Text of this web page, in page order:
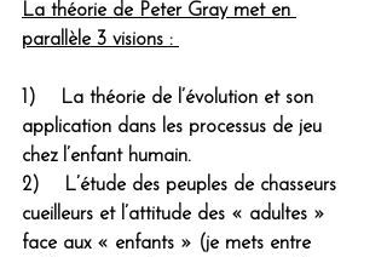
La théorie de Peter Gray met en
parallèle 3 visions :
1)    La théorie de l’évolution et son
application dans les processus de jeu
chez l’enfant humain.
2)    L’étude des peuples de chasseurs
cueilleurs et l’attitude des « adultes »
face aux « enfants » (je mets entre